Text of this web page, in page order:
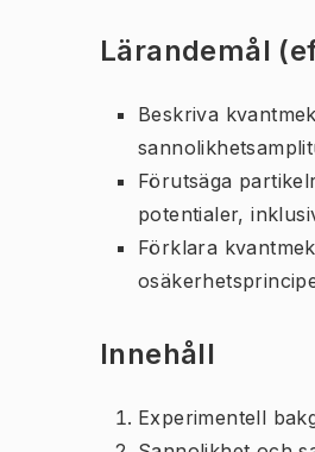
Lärandemål
Beskriva
Förutsäga
potentialer,
Förklara
Innehåll
Experimentell